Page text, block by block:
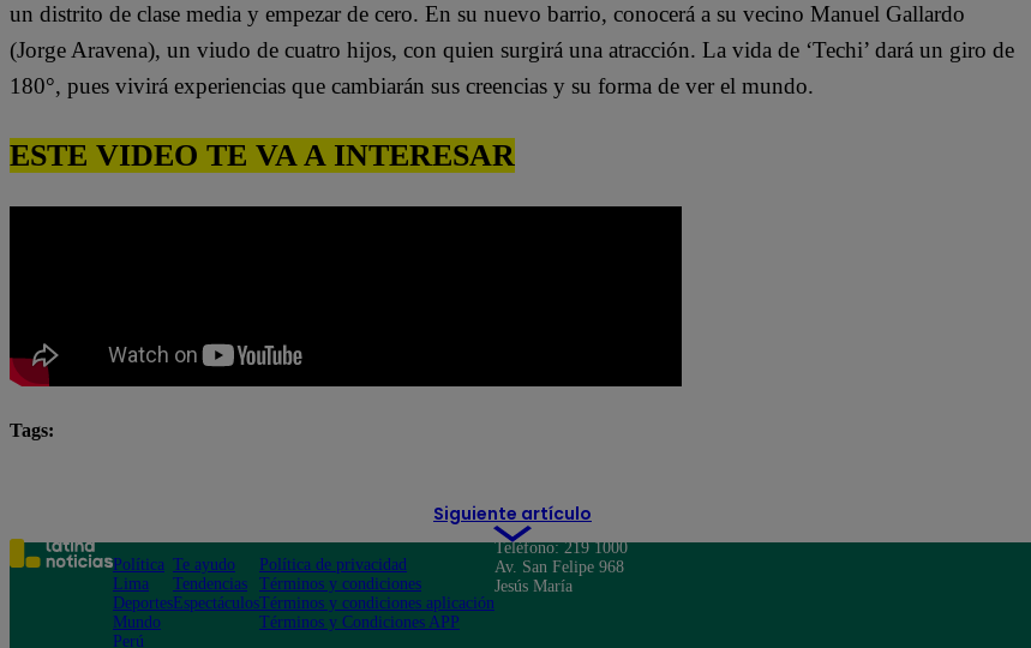
un distrito de clase media y empezar de cero. En su nuevo barrio, conocerá a su vecino Manuel Gallardo
(Jorge Aravena), un viudo de cuatro hijos, con quien surgirá una atracción. La vida de ‘Techi’ dará un giro de
180°, pues vivirá experiencias que cambiarán sus creencias y su forma de ver el mundo.
ESTE VIDEO TE VA A INTERESAR
Tags:
Siguiente artículo
Política
Lima
Deportes
Mundo
Perú
Te ayudo
Tendencias
Espectáculos
Política de privacidad
Términos y condiciones
Términos y condiciones aplicación
Términos y Condiciones APP
Teléfono: 219 1000
Av. San Felipe 968
Jesús María